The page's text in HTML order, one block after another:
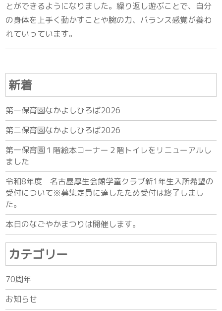
とができるようになりました。繰り返し遊ぶことで、自分
の身体を上手く動かすことや腕の力、バランス感覚が養わ
れていっています。
新着
第一保育園なかよしひろば2026
第二保育園なかよしひろば2026
第一保育園１階絵本コーナー２階トイレをリニューアルし
ました
令和8年度 名古屋厚生会館学童クラブ新1年生入所希望の
受付について※募集定員に達したため受付は終了しまし
た。
本日のなごやかまつりは開催します。
カテゴリー
70周年
お知らせ